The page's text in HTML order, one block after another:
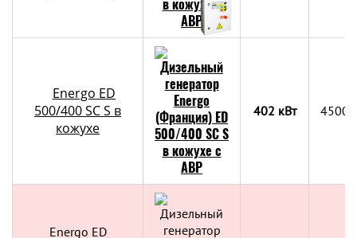
Energo ED
500/400 SC S в
кожухе
402 кВт
Energo ED